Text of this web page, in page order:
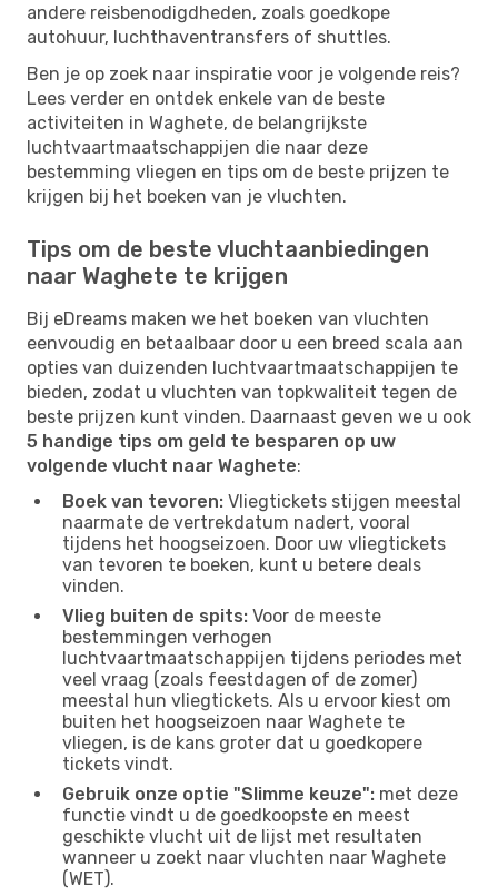
andere reisbenodigdheden, zoals goedkope
autohuur, luchthaventransfers of shuttles.
Ben je op zoek naar inspiratie voor je volgende reis?
Lees verder en ontdek enkele van de beste
activiteiten in Waghete, de belangrijkste
luchtvaartmaatschappijen die naar deze
bestemming vliegen en tips om de beste prijzen te
krijgen bij het boeken van je vluchten.
Tips om de beste vluchtaanbiedingen
naar Waghete te krijgen
Bij eDreams maken we het boeken van vluchten
eenvoudig en betaalbaar door u een breed scala aan
opties van duizenden luchtvaartmaatschappijen te
bieden, zodat u vluchten van topkwaliteit tegen de
beste prijzen kunt vinden. Daarnaast geven we u ook
5 handige tips om geld te besparen op uw
volgende vlucht naar Waghete:
Boek van tevoren: Vliegtickets stijgen meestal
naarmate de vertrekdatum nadert, vooral
tijdens het hoogseizoen. Door uw vliegtickets
van tevoren te boeken, kunt u betere deals
vinden.
Vlieg buiten de spits: Voor de meeste
bestemmingen verhogen
luchtvaartmaatschappijen tijdens periodes met
veel vraag (zoals feestdagen of de zomer)
meestal hun vliegtickets. Als u ervoor kiest om
buiten het hoogseizoen naar Waghete te
vliegen, is de kans groter dat u goedkopere
tickets vindt.
Gebruik onze optie "Slimme keuze": met deze
functie vindt u de goedkoopste en meest
geschikte vlucht uit de lijst met resultaten
wanneer u zoekt naar vluchten naar Waghete
(WET).